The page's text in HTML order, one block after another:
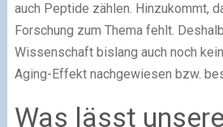
auch Peptide zählen. Hinzukommt,
Forschung zum Thema fehlt.
Wissenschaft bislang auch noch
Aging-Effekt nachgewiesen bzw.
Was lässt